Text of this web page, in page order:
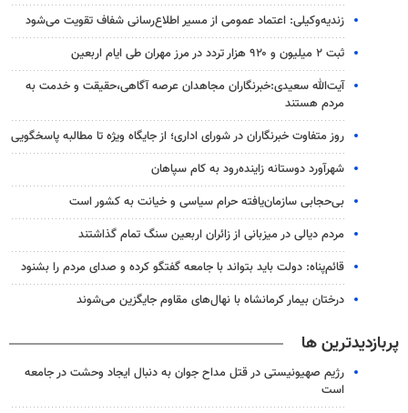
زندیه‌وکیلی: اعتماد عمومی از مسیر اطلاع‌رسانی شفاف تقویت می‌شود
ثبت ۲ میلیون و ۹۲۰ هزار تردد در مرز مهران طی ایام اربعین
آیت‌الله سعیدی:خبرنگاران مجاهدان عرصه آگاهی،حقیقت و خدمت به
مردم هستند
روز متفاوت خبرنگاران در شورای اداری؛ از جایگاه ویژه تا مطالبه پاسخگویی
شهرآورد دوستانه زاینده‌رود به کام سپاهان
بی‌حجابی سازمان‌یافته حرام سیاسی و خیانت به کشور است
مردم دیالی در میزبانی از زائران اربعین سنگ تمام گذاشتند
قائم‌پناه: دولت باید بتواند با جامعه گفتگو کرده و صدای مردم را بشنود
درختان بیمار کرمانشاه با نهال‌های مقاوم جایگزین می‌شوند
پربازدیدترین ها
رژیم صهیونیستی در قتل مداح جوان به دنبال ایجاد وحشت در جامعه
است